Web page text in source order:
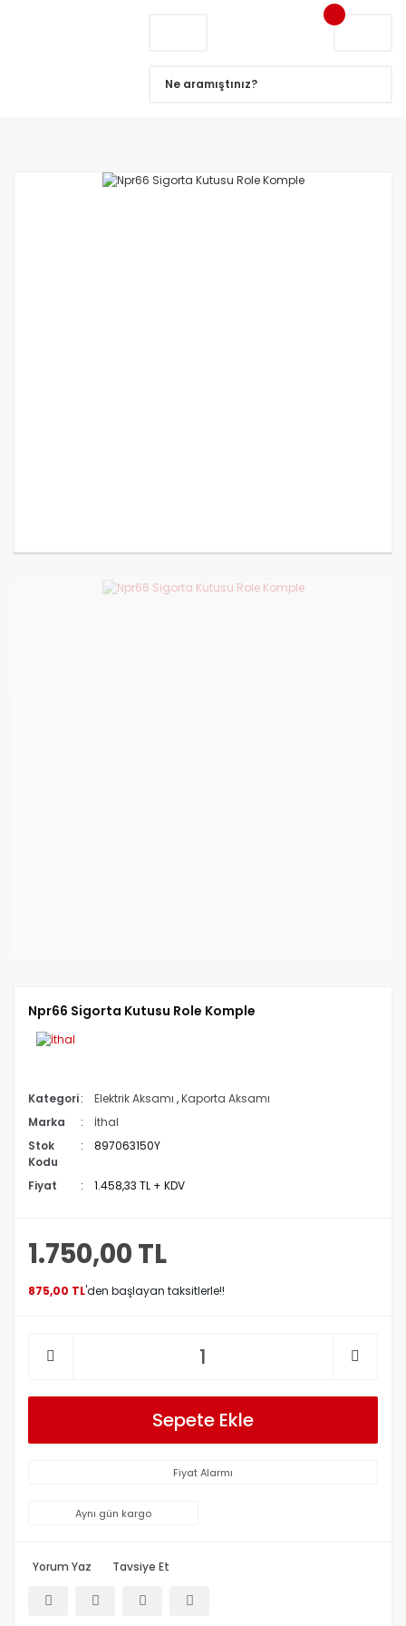
Npr66 Sigorta Kutusu Role Komple
Kategori Elektrik Aksamı ,Kaporta Aksamı
Marka
İthal
Stok
Kodu
897063150Y
Fiyat 1.458,33 TL + KDV
1.750,00 TL
875,00 TL'den başlayan taksitlerle!!
Sepete Ekle
Fiyat Alarmı
Aynı gün kargo
Yorum Yaz Tavsiye Et